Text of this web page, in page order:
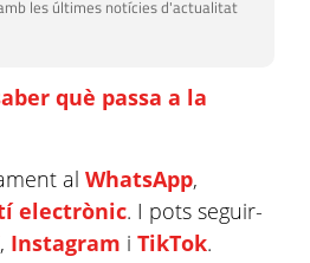
les últimes notícies d'actualitat
què passa a la
al WhatsApp,
electrònic. I pots seguir-
, Instagram i TikTok.